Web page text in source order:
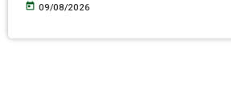
today 09/08/2026